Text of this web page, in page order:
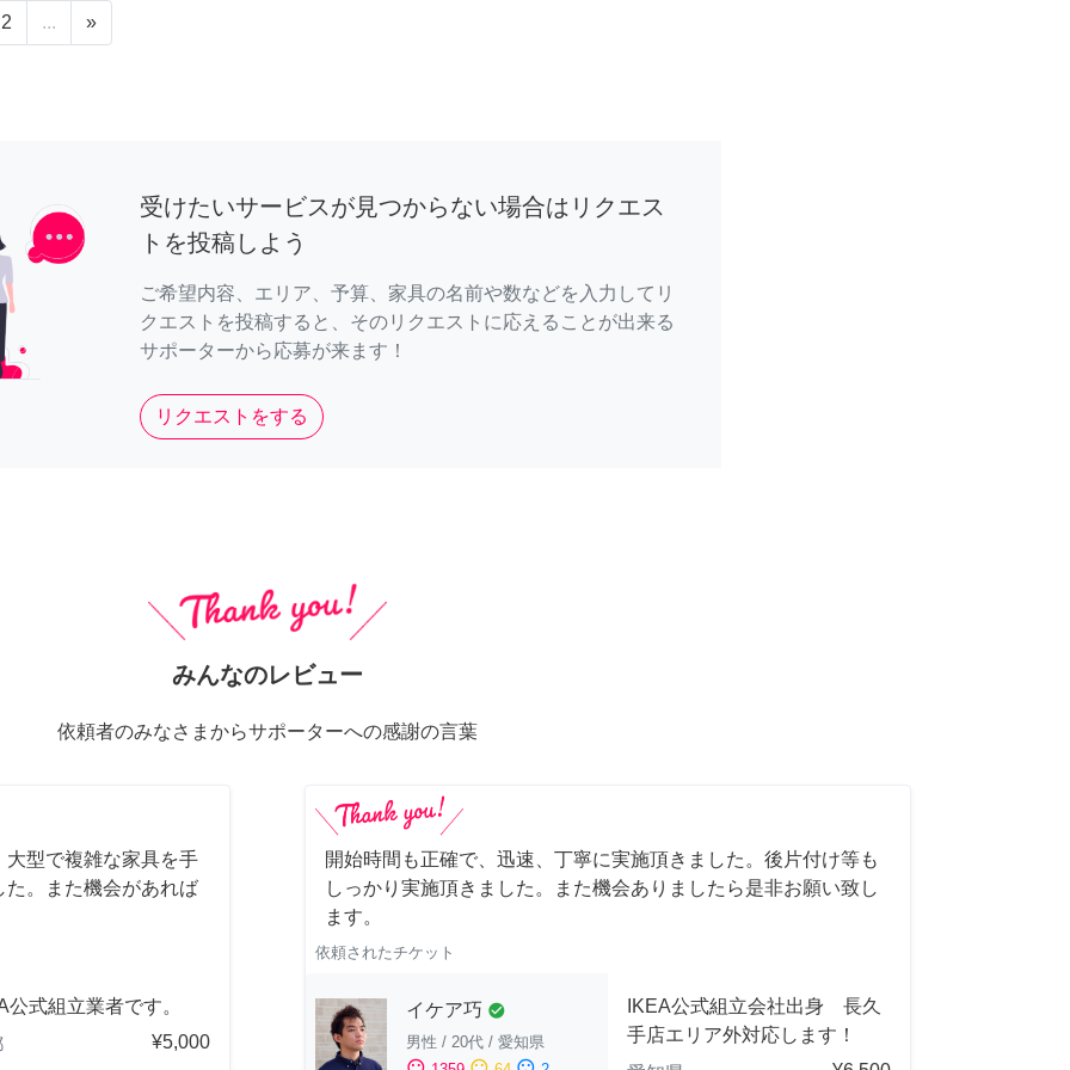
2 ... »
受けたいサービスが見つからない場合はリクエス
トを投稿しよう
ご希望内容、エリア、予算、家具の名前や数などを入力してリ
クエストを投稿すると、そのリクエストに応えることが出来る
サポーターから応募が来ます！
リクエストをする
みんなのレビュー
依頼者のみなさまからサポーターへの感謝の言葉
型で複雑な家具を手
。また機会があれば
公式組立業者です。
¥5,000
開始時間も正確で、迅速、丁寧に実施頂きました。後片付け等も
しっかり実施頂きました。また機会ありましたら是非お願い致し
ます。
依頼されたチケット
イケア巧 check_circle
男性 / 20代 / 愛知県
IKEA公式組立会社出身 長久
手店エリア外対応します！